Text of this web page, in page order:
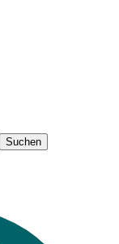
Suchen
Suchen